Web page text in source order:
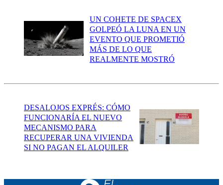
UN COHETE DE SPACEX
GOLPEÓ LA LUNA EN UN
EVENTO QUE PROMETIÓ
MÁS DE LO QUE
REALMENTE MOSTRÓ
DESALOJOS EXPRÉS: CÓMO
FUNCIONARÍA EL NUEVO
MECANISMO PARA
RECUPERAR UNA VIVIENDA
SI NO PAGAN EL ALQUILER